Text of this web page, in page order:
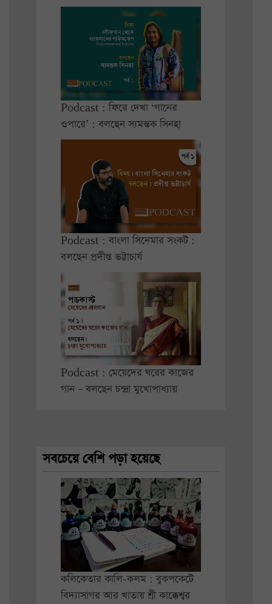
Podcast : ফিরে দেখা ‘গানের
ওপারে’ : বলছেন স্যমন্তক সিনহা
Podcast : বাংলা সিনেমার সংকট :
বলছেন প্রদীপ্ত ভট্টাচার্য
Podcast : মেয়েদের ঘরের কাজের
গান – বলছেন চন্দ্রা মুখোপাধ্যায়
সবচেয়ে বেশি পড়া হয়েছে
কলিকেতার কালি-কলম : বুকপকেটে
বিদ্যাসাগর আর খাতায় শ্রী কাক্কেশ্বর